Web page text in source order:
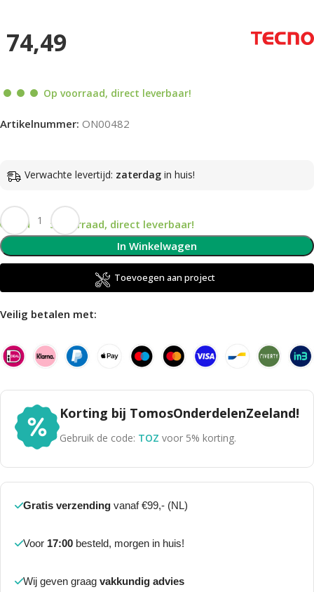
74,49
Op voorraad, direct leverbaar!
Artikelnummer: ON00482
Verwachte levertijd: zaterdag in huis!
Op voorraad, direct leverbaar!
In Winkelwagen
Toevoegen aan project
Veilig betalen met:
Korting bij TomosOnderdelenZeeland!
Gebruik de code: TOZ voor 5% korting.
Gratis verzending vanaf €99,- (NL)
Voor 17:00 besteld, morgen in huis!
Wij geven graag vakkundig advies